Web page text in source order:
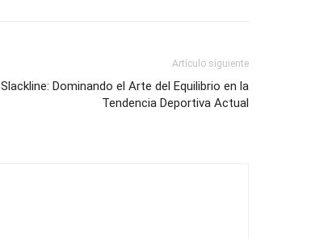
Artículo siguiente
Slackline: Dominando el Arte del Equilibrio en la
Tendencia Deportiva Actual